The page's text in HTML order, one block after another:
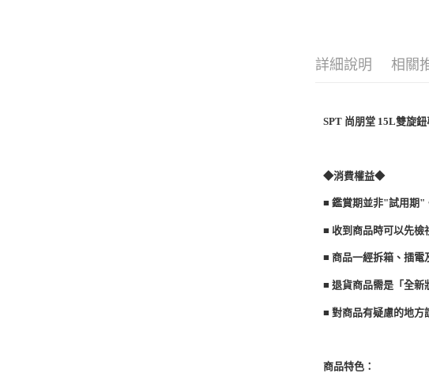
詳細說明 相關
SPT 尚朋堂 15L雙旋
◆消費權益◆
■ 鑑賞期並非"試用期"
■ 收到商品時可以先檢
■ 商品一經拆箱、插電
■ 退貨商品需是「全新
■ 對商品有疑慮的地方
商品特色：